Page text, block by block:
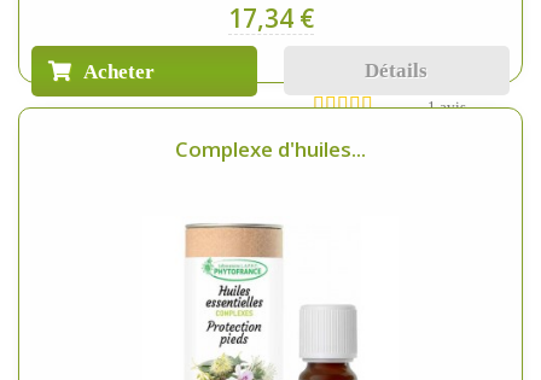
17,34 €
Acheter Détails
1 avis
Complexe d'huiles...